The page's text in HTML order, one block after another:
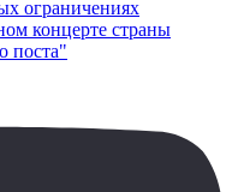
ограничениях
концерте страны
поста"